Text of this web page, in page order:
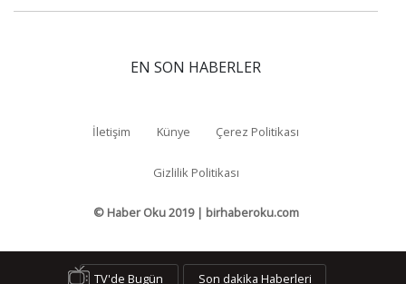
EN SON HABERLER
İletişim Künye Çerez Politikası
Gizlilik Politikası
© Haber Oku 2019 | birhaberoku.com
TV'de Bugün
Son dakika Haberleri